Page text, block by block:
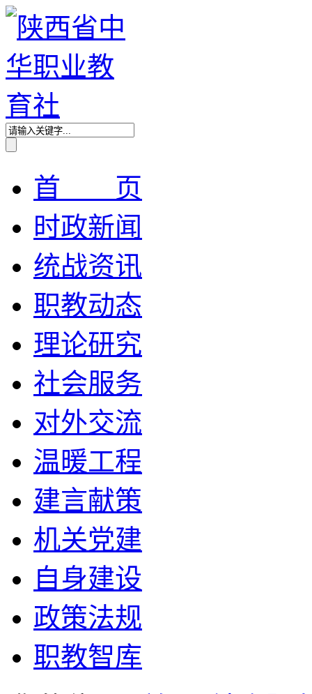
首 页
时政新闻
统战资讯
职教动态
理论研究
社会服务
对外交流
温暖工程
建言献策
机关党建
自身建设
政策法规
职教智库